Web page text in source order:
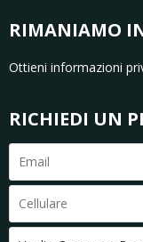
RIMANIAMO
Ottieni informazioni
RICHIEDI UN